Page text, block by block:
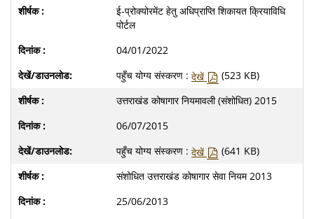
ई-प्रोक्योरमेंट हेतु अधिप्राप्ति शिकायत क्रियाविधि
पोर्टल
04/01/2022
पहुँच योग्य संस्करण : देखें
(523 KB)
उत्तराखंड कोषागार नियमावली (संशोधित) 2015
06/07/2015
पहुँच योग्य संस्करण : देखें
(641 KB)
संशोधित उत्तराखंड कोषागार सेवा नियम 2013
25/06/2013